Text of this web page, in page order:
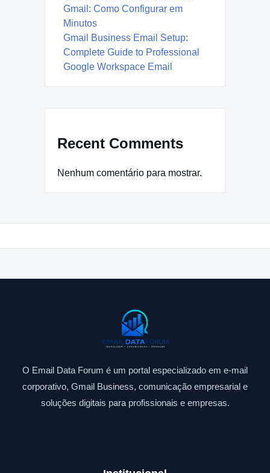
Gmail: Como Configurar em
Minutos
Gmail Business Email Setup:
Complete Guide to Professional
Google Workspace Email
Recent Comments
Nenhum comentário para mostrar.
O Email Data Forum é um portal especializado em e-mail
corporativo, Gmail Business, comunicação empresarial e
soluções digitais para profissionais e empresas.